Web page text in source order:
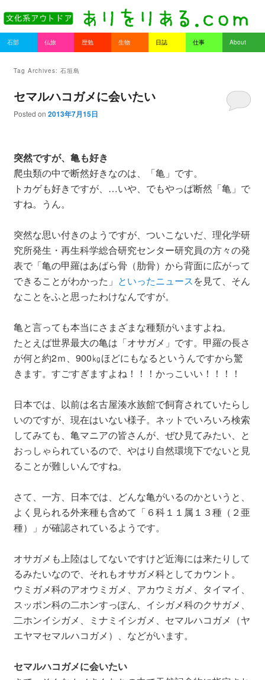
Main menu
Skip to primary content
Skip to secondary content
石部 仏旅 歴勉 生物 日誌 仕事 About
Tag Archives: 石垣島
セマルハコガメに会いたい
Posted on 2013年7月15日
突然ですが、亀も好き
爬虫類の中で断然好きなのは、「亀」です。
トカゲも好きですが、…いや、でもやっぱ断然「亀」で
すね。うん。
突然な思い付きのようですが、ついこないだ、理化学研
究所発生・再生科学総合研究センター研究員の方々の発
表で「亀の甲羅はあばら骨（肋骨）から背面に広がって
できることがわかった」 といったニュースを見て、そん
なことをふと思ったわけなんですが。
亀と言っても本当にさまざまな種類がいますよね。
たとえば世界最大の亀は「オサガメ」です。甲羅の長さ
が何と約2ｍ、900㎏ほどにもなるというんですから驚
きます。すごすぎますよね！！！かっこいい！！！！
日本では、以前は名古屋湊水族館で飼育されていたらし
いのですが、現在はいない様子。ネットでいろいろ検索
してみても、亀マニアの皆さんが、ぜひ見てみたい、と
おっしゃられているので、やはり自然環境下でないと見
ることが難しいんですね。
さて、一方、日本では、どんな亀がいるのかというと、
よく見られる外来種も含めて「６科１１属１３種（２亜
種）」が確認されているようです。
オサガメも上陸はしてないですけど近海には来たりして
るみたいなので、それもオサガメ科としてカウント。
ウミガメ科のアオウミガメ、アカウミガメ、タイマイ、
スッポン科の二ホンすっぽん、イシガメ科のクサガメ、
二ホンイシガメ、ミナミイシガメ、セマルハコガメ（ヤ
エヤマセマルハコガメ）、などがいます。
セマルハコガメに会いたい